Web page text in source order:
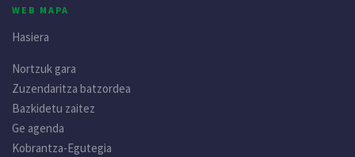
WEB MAPA
Hasiera
Nortzuk gara
Zuzendaritza batzordea
Bazkidetu zaitez
Ge agenda
Kobrantza-Egutegia